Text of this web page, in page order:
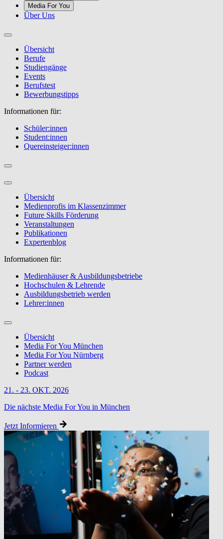
Media For You
Über Uns
Übersicht
Berufe
Studiengänge
Events
Berufstest
Bewerbungstipps
Informationen für:
Schüler:innen
Student:innen
Quereinsteiger:innen
Übersicht
Medienprofis im Klassenzimmer
Future Skills Förderung
Veranstaltungen
Publikationen
Expertenblog
Informationen für:
Medienhäuser & Ausbildungsbetriebe
Hochschulen & Lehrende
Ausbildungsbetrieb werden
Lehrer:innen
Übersicht
Media For You München
Media For You Nürnberg
Partner werden
Podcast
21. - 23. OKT. 2026
Die nächste Media For You in München
Jetzt Informieren